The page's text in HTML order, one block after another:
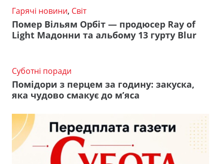
Гарячі новини, Світ
Помер Вільям Орбіт — продюсер Ray of
Light Мадонни та альбому 13 гурту Blur
Суботні поради
Помідори з перцем за годину: закуска,
яка чудово смакує до м’яса